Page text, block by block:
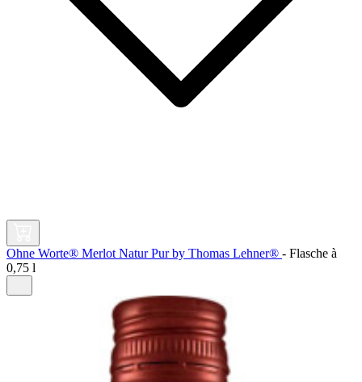
Ohne Worte® Merlot Natur Pur by Thomas Lehner® - Flasche à
0,75 l